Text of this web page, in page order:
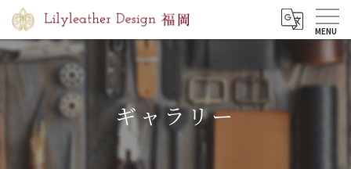
MENU
ギャラリー